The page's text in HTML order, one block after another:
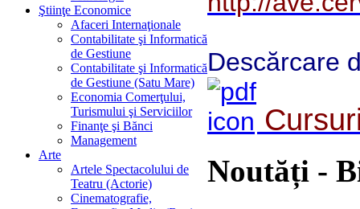
Descărcare
Noutăți -
Ştiinţe Economice
Afaceri Internaţionale
Contabilitate şi Informatică
de Gestiune
Contabilitate şi Informatică
de Gestiune (Satu Mare)
Economia Comerţului,
Turismului şi Serviciilor
Finanţe şi Bănci
Management
Arte
Artele Spectacolului de
Teatru (Actorie)
Cinematografie,